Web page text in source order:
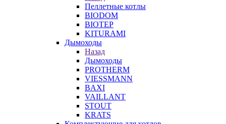
Пеллетные котлы
BIODOM
BIOTEP
KITURAMI
Дымоходы
Назад
Дымоходы
PROTHERM
VIESSMANN
BAXI
VAILLANT
STOUT
KRATS